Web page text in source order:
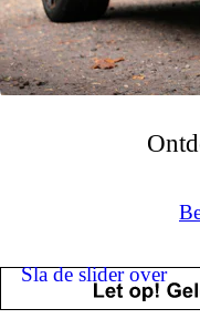
Sla de slider over